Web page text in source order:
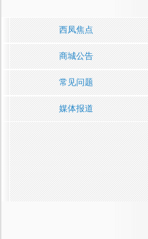
西凤焦点
商城公告
常见问题
媒体报道